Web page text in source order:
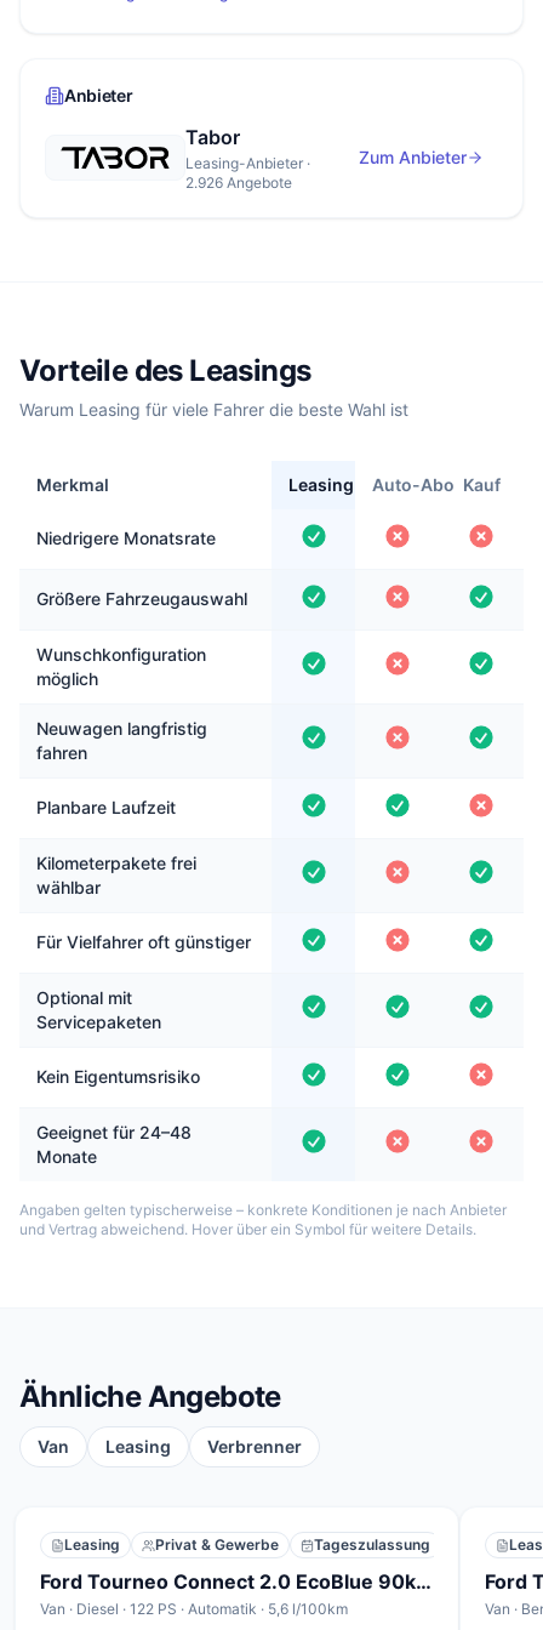
Anbieter
Tabor
Leasing-Anbieter ·
2.926 Angebote
Zum Anbieter
Vorteile des Leasings
Warum Leasing für viele Fahrer die beste Wahl ist
Merkmal Leasing Auto-Abo Kauf
Niedrigere Monatsrate
Größere Fahrzeugauswahl
Wunschkonfiguration
möglich
Neuwagen langfristig
fahren
Planbare Laufzeit
Kilometerpakete frei
wählbar
Für Vielfahrer oft günstiger
Optional mit
Servicepaketen
Kein Eigentumsrisiko
Geeignet für 24–48
Monate
Angaben gelten typischerweise – konkrete Konditionen je nach Anbieter
und Vertrag abweichend. Hover über ein Symbol für weitere Details.
Ähnliche Angebote
Van Leasing Verbrenner
Leasing Privat & Gewerbe Tageszulassung
Ford Tourneo Connect 2.0 EcoBlue 90kW Active Automatik
Van · Diesel · 122 PS · Automatik · 5,6 l/100km
Ford
Van ·